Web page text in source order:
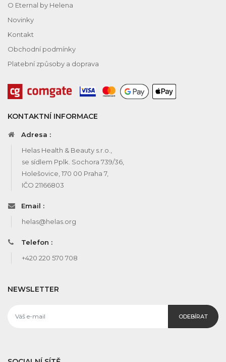
O Eternal by Helena
Novinky
Kontakt
Obchodní podmínky
Platební způsoby a doprava
KONTAKTNÍ INFORMACE
Adresa :
Helas Health & Beauty s.r.o.,
se sídlem Pplk. Sochora 739/36,
Holešovice, 170 00 Praha 7,
IČO 21166803
Email :
helas@helas.org
Telefon :
+420 220 570 708
NEWSLETTER
ODEBÍRAT